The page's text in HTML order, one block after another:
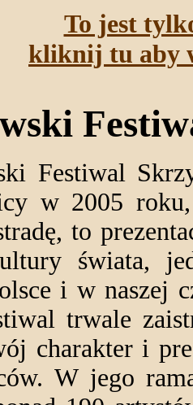
To jest
kliknij tu aby
Festiwal
w 2005
to
świata,
i w naszej
trwale
charakter i
W jego